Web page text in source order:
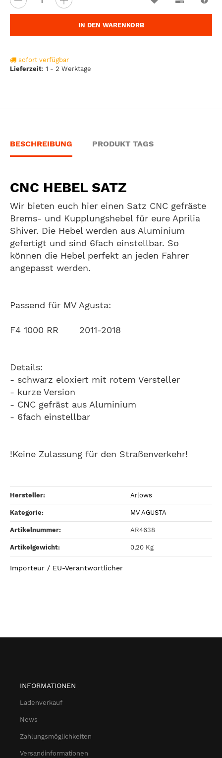
IN DEN WARENKORB
sofort verfügbar
Lieferzeit: 1 - 2 Werktage
BESCHREIBUNG PRODUKT TAGS
CNC HEBEL SATZ
Wir bieten euch hier einen Satz CNC gefräste
Brems- und Kupplungshebel für eure Aprilia
Shiver. Die Hebel werden aus Aluminium
gefertigt und sind 6fach einstellbar. So
können die Hebel perfekt an jeden Fahrer
angepasst werden.
Passend für MV Agusta:
F4 1000 RR 2011-2018
Details:
- schwarz eloxiert mit rotem Versteller
- kurze Version
- CNC gefräst aus Aluminium
- 6fach einstellbar
!Keine Zulassung für den Straßenverkehr!
Hersteller: Arlows
Kategorie: MV AGUSTA
Artikelnummer: AR4638
Artikelgewicht‍: 0,20 Kg
Importeur / EU-Verantwortlicher
INFORMATIONEN
Ladenverkauf
News
Zahlungsmöglichkeiten
Versandinformationen